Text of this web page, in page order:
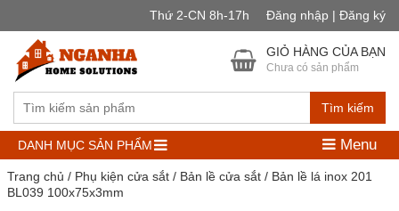
Thứ 2-CN 8h-17h Đăng nhập | Đăng ký
Tìm kiếm
GIỎ HÀNG CỦA BẠN
Chưa có sản phẩm
DANH MỤC SẢN PHẨM Menu
Trang chủ / Phụ kiện cửa sắt/ Bản lề cửa sắt/ Bản lề lá inox 201
BL039 100x75x3mm